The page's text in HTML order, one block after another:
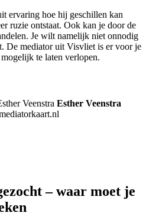
ervaring hoe hij geschillen kan
ruzie ontstaat. Ook kan je door de
Je wilt namelijk niet onnodig
De mediator uit Visvliet is er voor je
te laten verlopen.
Esther Veenstra
– waar moet je